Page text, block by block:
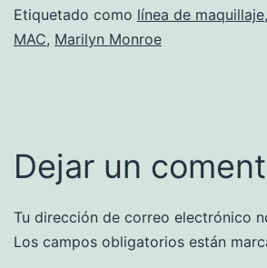
Etiquetado como línea de maquillaje,
MAC, Marilyn Monroe
Dejar un
Tu dirección de correo electrónico
Los campos obligatorios están